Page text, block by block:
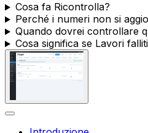
Cosa fa Ricontrolla?
Perché i numeri non si
Quando dovrei controllare
Cosa significa se Lavori falliti